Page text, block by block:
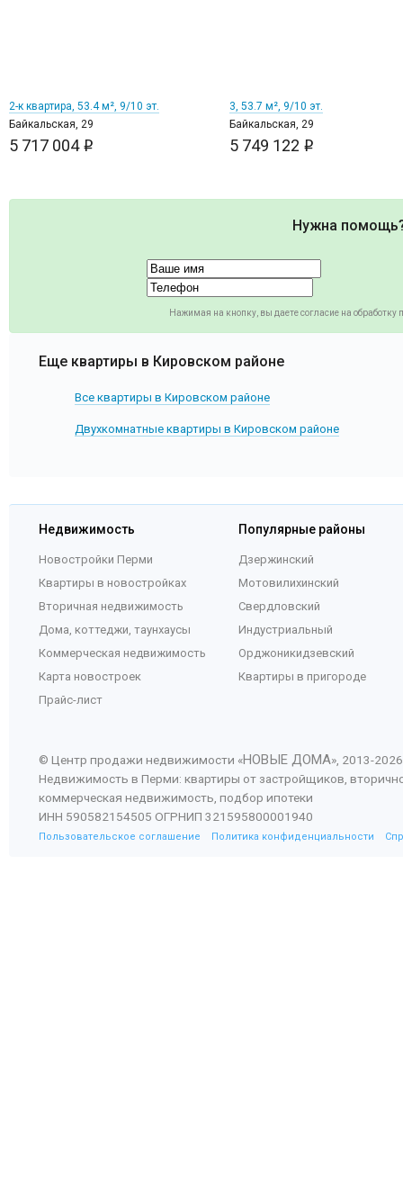
2-к квартира, 53.4 м², 9/10 эт.
Байкальская, 29
5 717 004 i
3, 53.7 м², 9/10 эт.
Байкальская, 29
5 749 122 i
Нужна
Нажимая на кнопку, вы даете согласие на
Еще квартиры в Кировском районе
Все квартиры в Кировском районе
Двухкомнатные квартиры в Кировском районе
Недвижимость
Новостройки Перми
Квартиры в новостройках
Вторичная недвижимость
Дома, коттеджи, таунхаусы
Коммерческая недвижимость
Карта новостроек
Прайс-лист
Популярные районы
Дзержинский
Мотовилихинский
Свердловский
Индустриальный
Орджоникидзевский
Квартиры в пригороде
© Центр продажи недвижимости «НОВЫЕ ДОМА», 2013-2026
Недвижимость в Перми: квартиры от застройщиков,
коммерческая недвижимость, подбор ипотеки
ИНН 590582154505 ОГРНИП 321595800001940
Пользовательское соглашение Политика конфиденциальности